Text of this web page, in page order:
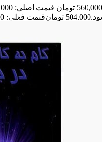
560,000 تومان
بود.504,000 تومانقیمت فعلی: 504,000 تومان.